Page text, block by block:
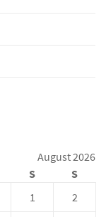
August 2026
S
S
1
2